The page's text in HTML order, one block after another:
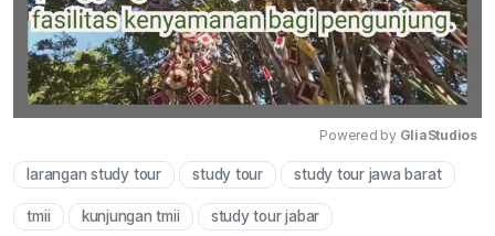
Mute
Powered by GliaStudios
larangan study tour study tour study tour jawa barat
tmii kunjungan tmii study tour jabar